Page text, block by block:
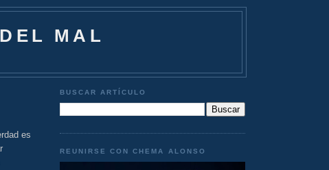
MAL
es
BUSCAR ARTÍCULO
REUNIRSE CON CHEMA ALONSO